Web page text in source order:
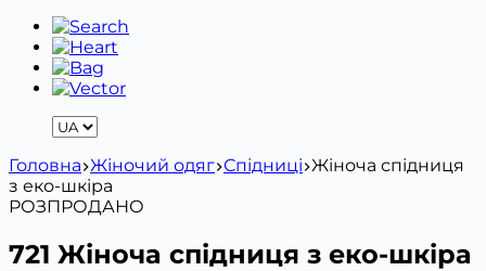
Головна Жіночий одяг Спідниці Жіноча спідниця
з еко-шкіра
РОЗПРОДАНО
721 Жіноча спідниця з еко-шкіра